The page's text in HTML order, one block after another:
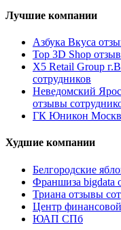
Лучшие компании
Азбука Вкуса
Top 3D Shop
X5 Retail Group
сотрудников
Неведомский
отзывы
ГК Юникон
Худшие компании
Белгородские
Франшиза bigdata
Триана отзывы
Центр
ЮАП СПб